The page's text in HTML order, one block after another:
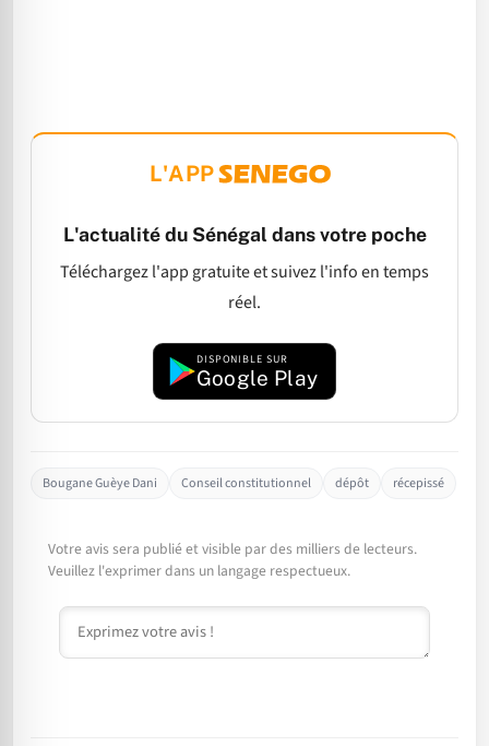
L'APP
L'actualité du Sénégal dans votre poche
Téléchargez l'app gratuite et suivez l'info en temps
réel.
DISPONIBLE SUR
Google Play
Bougane Guèye Dani Conseil constitutionnel dépôt récepissé
Votre avis sera publié et visible par des milliers de lecteurs.
Veuillez l'exprimer dans un langage respectueux.
Commentaire